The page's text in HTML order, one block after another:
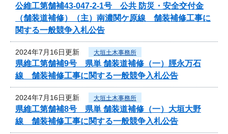
公維工第舗補43-047-2-1号 公共 防災・安全交付金
（舗装道補修）（主）南濃関ケ原線 舗装補修工事に
関する一般競争入札公告
2024年7月16日更新 大垣土木事務所
県維工第舗補9号 県単 舗装道補修（一）脛永万石
線 舗装補修工事に関する一般競争入札公告
2024年7月16日更新 大垣土木事務所
県維工第舗補8号 県単 舗装道補修（一）大垣大野
線 舗装補修工事に関する一般競争入札公告